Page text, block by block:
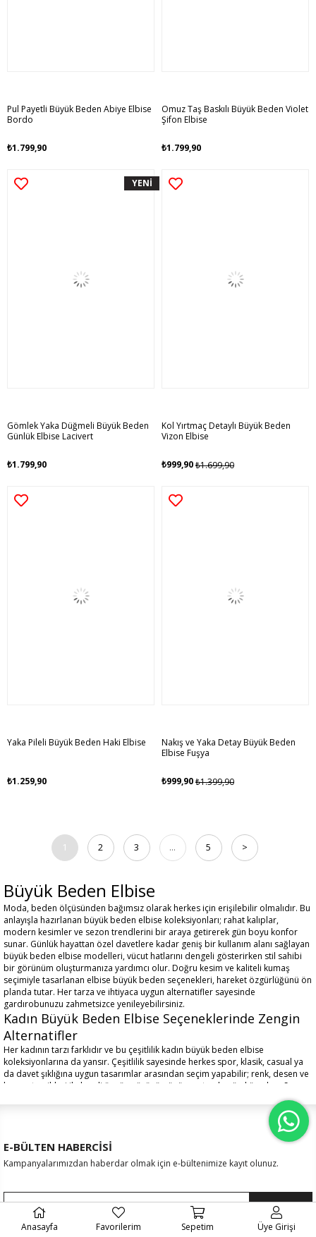
Pul Payetli Büyük Beden Abiye Elbise
Bordo
₺1.799,90
Omuz Taş Baskılı Büyük Beden Violet
Şifon Elbise
₺1.799,90
Gömlek Yaka Düğmeli Büyük Beden
Günlük Elbise Lacivert
₺1.799,90
YENİ
Kol Yırtmaç Detaylı Büyük Beden
Vizon Elbise
₺999,90₺1.699,90
Yaka Pileli Büyük Beden Haki Elbise
₺1.259,90
Nakış ve Yaka Detay Büyük Beden
Elbise Fuşya
₺999,90₺1.399,90
1 2 3 ... 5 >
Büyük Beden Elbise
Moda, beden ölçüsünden bağımsız olarak herkes için erişilebilir olmalıdır. Bu
anlayışla hazırlanan büyük beden elbise koleksiyonları; rahat kalıplar,
modern kesimler ve sezon trendlerini bir araya getirerek gün boyu konfor
sunar. Günlük hayattan özel davetlere kadar geniş bir kullanım alanı sağlayan
büyük beden elbise modelleri, vücut hatlarını dengeli gösterirken stil sahibi
bir görünüm oluşturmanıza yardımcı olur. Doğru kesim ve kaliteli kumaş
seçimiyle tasarlanan elbise büyük beden seçenekleri, hareket özgürlüğünü ön
planda tutar. Her tarza ve ihtiyaca uygun alternatifler sayesinde
gardırobunuzu zahmetsizce yenileyebilirsiniz.
Kadın Büyük Beden Elbise Seçeneklerinde Zengin
Alternatifler
Her kadının tarzı farklıdır ve bu çeşitlilikkadın büyük beden elbise
koleksiyonlarına da yansır. Çeşitlilik sayesinde herkes spor, klasik, casual ya
da davet şıklığına uygun tasarımlar arasından seçim yapabilir; renk, desen ve
kumaş tercihleri ile kendi özgün görünümünü yaratmak mümkün olur. Spor,
Günlük kullanım için sade kesimler öne çıkarken, özel günlerde daha iddialı
detaylara sahip modeller tercih edilir; aksesuar ve ayakkabı seçimiyle aynı
elbise farklı atmosferlere uyum sağlar. Kalıp yapısı iyi tasarlanmış kadın
büyük beden elbise seçenekleri, hem rahat hem de estetik bir duruş sunar.
Bu sayede stilinizi yansıtırken gün boyu kendinizi iyi hissedersiniz ve özgüvenli
Büyük Beden Zayıf Gösteren Elbise Modelleri ile
Dengeli Siluet
Büyük beden giyimde doğru seçimler, hem özgüveni hem de vücut hatlarını
E-BÜLTEN HABERCİSİ
Kampanyalarımızdan haberdar olmak için e-bültenimize kayıt olunuz.
Gönder
Anasayfa Favorilerim Sepetim Üye Girişi